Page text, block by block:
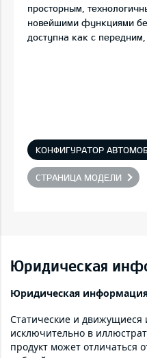
просторным,
новейшими функциями
доступна как с
КОНФИГУРАТОР
СТРАНИЦА МОДЕЛИ
Юридическая
Юридическая
Статические и движущиеся
исключительно в
продукт может отличаться